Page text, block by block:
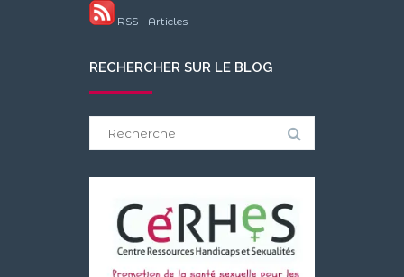
RSS - Articles
RECHERCHER SUR LE BLOG